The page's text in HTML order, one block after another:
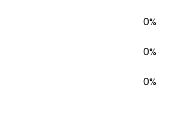
0%
0%
0%